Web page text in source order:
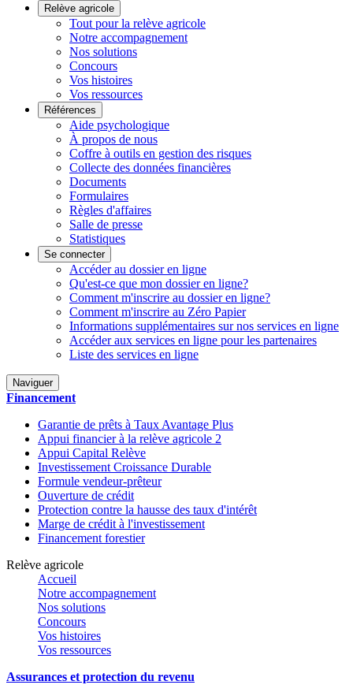
Relève agricole
Tout pour la relève agricole
Notre accompagnement
Nos solutions
Concours
Vos histoires
Vos ressources
Références
Aide psychologique
À propos de nous
Coffre à outils en gestion des risques
Collecte des données financières
Documents
Formulaires
Règles d'affaires
Salle de presse
Statistiques
Se connecter
Accéder au dossier en ligne
Qu'est-ce que mon dossier en ligne?
Comment m'inscrire au dossier en ligne?
Comment m'inscrire au Zéro Papier
Informations supplémentaires sur nos services en ligne
Accéder aux services en ligne pour les partenaires
Liste des services en ligne
Naviguer
Financement
Garantie de prêts à Taux Avantage Plus
Appui financier à la relève agricole 2
Appui Capital Relève
Investissement Croissance Durable
Formule vendeur-prêteur
Ouverture de crédit
Protection contre la hausse des taux d'intérêt
Marge de crédit à l'investissement
Financement forestier
Relève agricole
Accueil
Notre accompagnement
Nos solutions
Concours
Vos histoires
Vos ressources
Assurances et protection du revenu